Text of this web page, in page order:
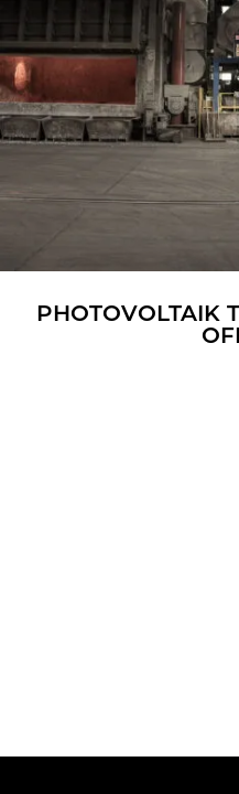
PHO­TO­VOL­TA­IK